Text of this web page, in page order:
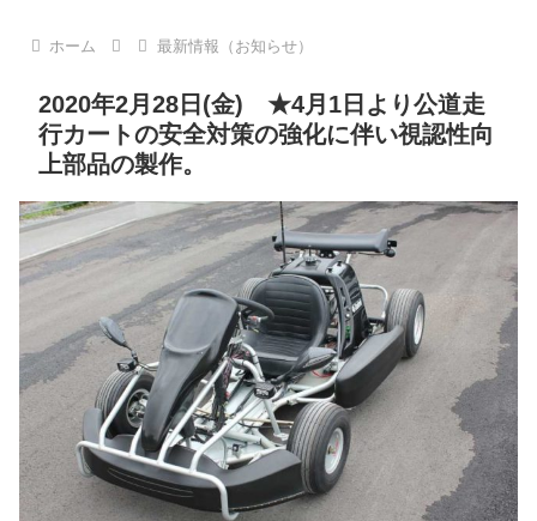
ホーム 最新情報（お知らせ）
2020年2月28日(金) ★4月1日より公道走
行カートの安全対策の強化に伴い視認性向
上部品の製作。